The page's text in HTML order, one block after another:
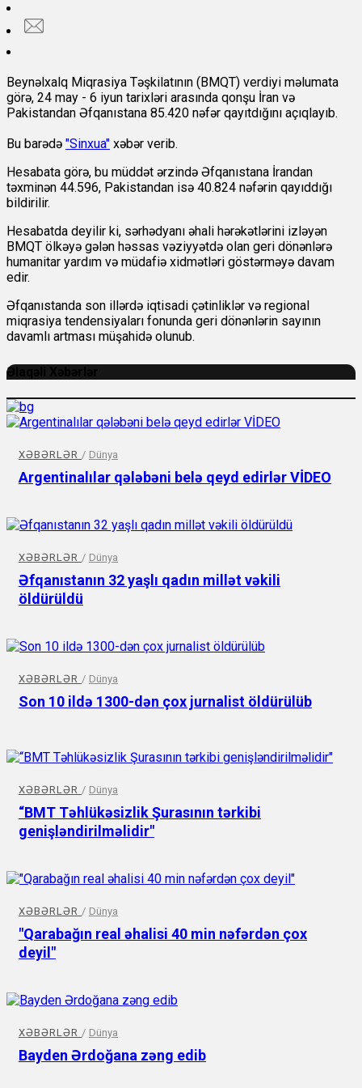
Beynəlxalq Miqrasiya Təşkilatının (BMQT) verdiyi məlumata
görə, 24 may - 6 iyun tarixləri arasında qonşu İran və
Pakistandan Əfqanıstana 85.420 nəfər qayıtdığını açıqlayıb.
Bu barədə "Sinxua" xəbər verib.
Hesabata görə, bu müddət ərzində Əfqanıstana İrandan
təxminən 44.596, Pakistandan isə 40.824 nəfərin qayıddığı
bildirilir.
Hesabatda deyilir ki, sərhədyanı əhali hərəkətlərini izləyən
BMQT ölkəyə gələn həssas vəziyyətdə olan geri dönənlərə
humanitar yardım və müdafiə xidmətləri göstərməyə davam
edir.
Əfqanıstanda son illərdə iqtisadi çətinliklər və regional
miqrasiya tendensiyaları fonunda geri dönənlərin sayının
davamlı artması müşahidə olunub.
Əlaqəli Xəbərlər
XƏBƏRLƏR / Dünya
Argentinalılar qələbəni belə qeyd edirlər VİDEO
XƏBƏRLƏR / Dünya
Əfqanıstanın 32 yaşlı qadın millət vəkili
öldürüldü
XƏBƏRLƏR / Dünya
Son 10 ildə 1300-dən çox jurnalist öldürülüb
XƏBƏRLƏR / Dünya
“BMT Təhlükəsizlik Şurasının tərkibi
genişləndirilməlidir"
XƏBƏRLƏR / Dünya
"Qarabağın real əhalisi 40 min nəfərdən çox
deyil"
XƏBƏRLƏR / Dünya
Bayden Ərdoğana zəng edib